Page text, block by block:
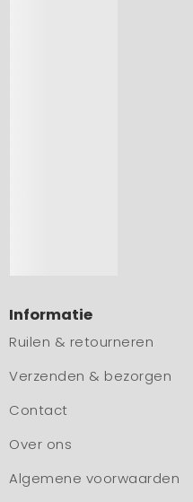
Informatie
Ruilen & retourneren
Verzenden & bezorgen
Contact
Over ons
Algemene voorwaarden